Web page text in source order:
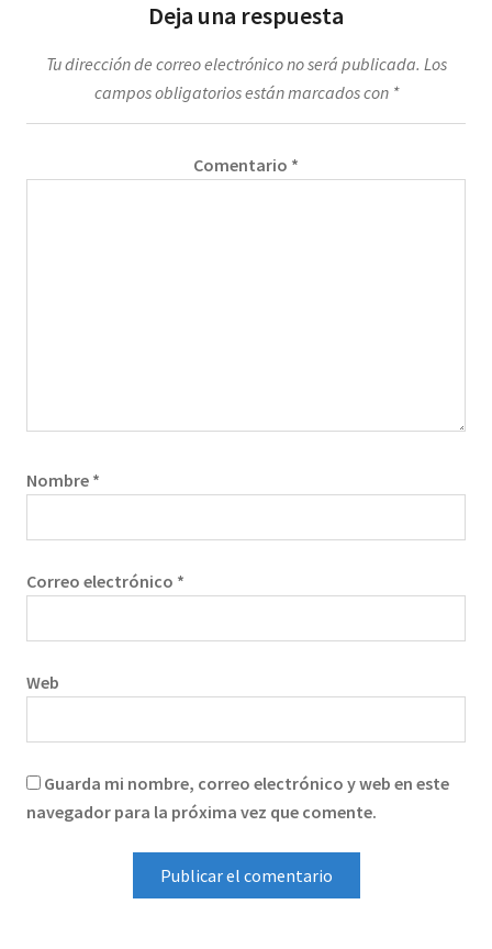
Deja una respuesta
Tu dirección de correo electrónico no será publicada. Los
campos obligatorios están marcados con *
Comentario *
Nombre *
Correo electrónico *
Web
Guarda mi nombre, correo electrónico y web en este
navegador para la próxima vez que comente.